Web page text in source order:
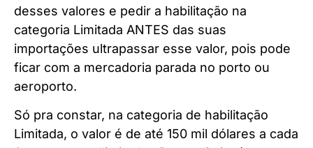
desses valores e pedir a habilitação na
categoria Limitada ANTES das suas
importações ultrapassar esse valor, pois pode
ficar com a mercadoria parada no porto ou
aeroporto.
Só pra constar, na categoria de habilitação
Limitada, o valor é de até 150 mil dólares a cada